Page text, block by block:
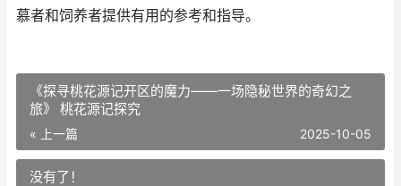
慕者和饲养者提供有用的参考和指导。
《探寻桃花源记开区的魔力——一场隐秘世界的奇幻之
旅》 桃花源记探究
« 上一篇 2025-10-05
没有了！